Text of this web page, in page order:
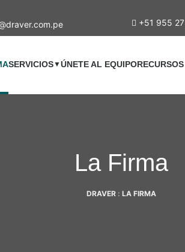
+51 955
SERVICIOS▼ÚNETE AL EQUIPORECURSOS
La Firma
DRAVER : LA FIRMA